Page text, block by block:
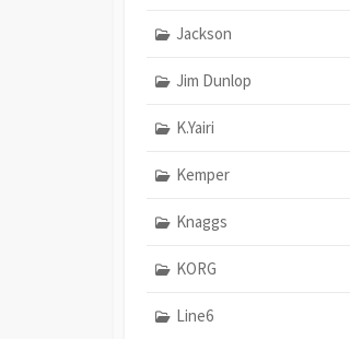
Jackson
Jim Dunlop
K.Yairi
Kemper
Knaggs
KORG
Line6